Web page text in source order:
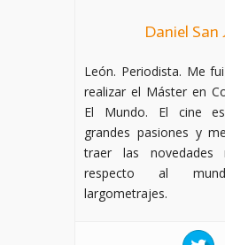
Daniel San
León. Periodista. Me
realizar el Máster en
El Mundo. El cine
grandes pasiones y
traer las novedades
respecto al
largometrajes.